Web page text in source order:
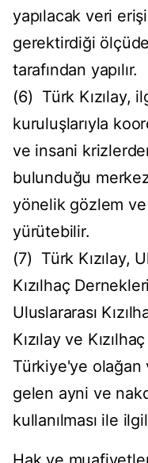
yapılacak veri
gerektirdiği
tarafından yapılır.
(6) Türk Kızılay,
kuruluşlarıyla
ve insani
bulunduğu
yönelik gözlem
yürütebilir.
(7) Türk Kızılay,
Kızılhaç
Uluslararası
Kızılay ve
Türkiye'ye
gelen ayni ve
kullanılması ile